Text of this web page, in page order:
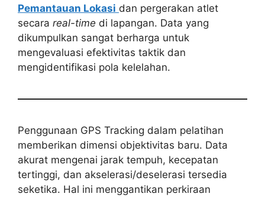
Pemantauan Lokasi dan pergerakan atlet
secara real-time di lapangan. Data yang
dikumpulkan sangat berharga untuk
mengevaluasi efektivitas taktik dan
mengidentifikasi pola kelelahan.
Penggunaan GPS Tracking dalam pelatihan
memberikan dimensi objektivitas baru. Data
akurat mengenai jarak tempuh, kecepatan
tertinggi, dan akselerasi/deselerasi tersedia
seketika. Hal ini menggantikan perkiraan